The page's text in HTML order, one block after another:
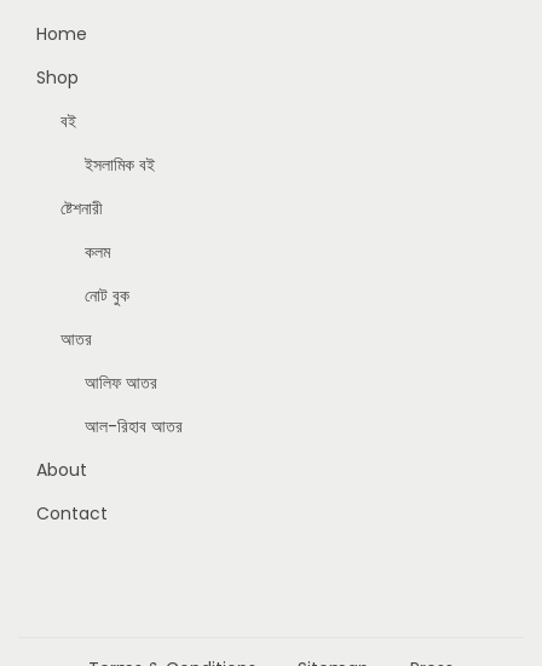
Home
Shop
বই
ইসলামিক বই
ষ্টেশনারী
কলম
নোট বুক
আতর
আলিফ আতর
আল-রিহাব আতর
About
Contact